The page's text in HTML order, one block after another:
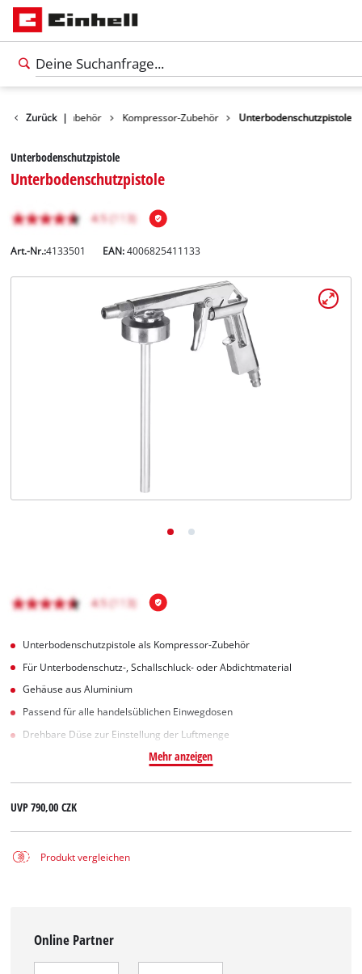
Zurück |
Werkzeugzubehör Kompressor-Zubehör Unterbodenschutzpistole
Unterbodenschutzpistole
Unterbodenschutzpistole
Art.-Nr.:4133501 EAN:4006825411133
Unterbodenschutzpistole als Kompressor-Zubehör
Für Unterbodenschutz-, Schallschluck- oder Abdichtmaterial
Gehäuse aus Aluminium
Passend für alle handelsüblichen Einwegdosen
Drehbare Düse zur Einstellung der Luftmenge
Mehr anzeigen
UVP790,00 CZK
Produkt vergleichen
Online Partner